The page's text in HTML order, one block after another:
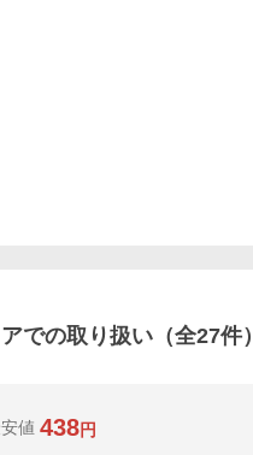
での取り扱い（全27件）
値 438円